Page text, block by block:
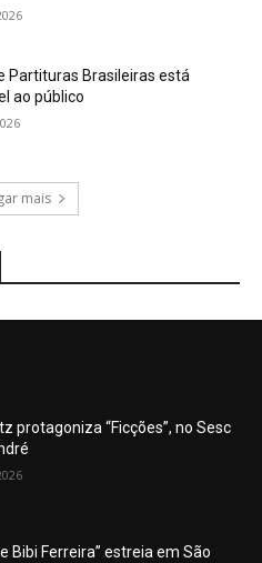
Partituras Brasileiras está
ao público
mais
protagoniza “Ficções”, no Sesc
Bibi Ferreira” estreia em São